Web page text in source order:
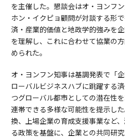
を主催した。懇談会はオ・ヨンフ
ホン・イクピョ顧問が対談する形
済・産業的価値と地政学的強みを
を理解し、これに合わせて協業の
められた。
オ・ヨンフン知事は基調発表で「
ローバルビジネスハブに跳躍する
つグローバル都市としての潜在性
連帯できる多様な可能性を提示し
換、上場企業の育成支援事業など
る政策を基盤に、企業との共同研